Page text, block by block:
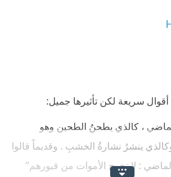
سريعة لكن تأثيرها جميل:
، كالذي يطحنُ الطحين وهو
ينشرُ نشارةُ الخشبِ . وقديماً قالوا
: لا تخرج الأموات من قبورهم”